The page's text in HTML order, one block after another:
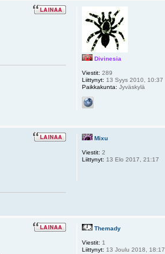
Divinesia
Viestit: 289
Liittynyt: 13 Syys 2010, 10:37
Paikkakunta: Jyväskylä
Mixu
Viestit: 2
Liittynyt: 13 Elo 2017, 21:17
Themady
Viestit: 1
Liittynyt: 13 Joulu 2018, 18:17